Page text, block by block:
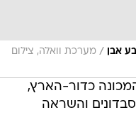
אבן / מערכת וואלה, צילום
כדור-הארץ,
והשראה